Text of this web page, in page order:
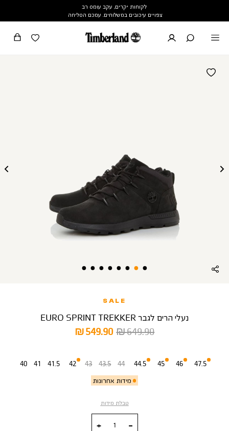
לקוחות יקרים, עקב עומס רב
צפויים עיכובים במשלוחים. עמכם הסליחה
SALE
נעלי הרים לגבר EURO SPRINT TREKKER
מחיר
549.90 ₪
מחיר
649.90 ₪
40 41 41.5 42
מידות אחרונות
43 43.5 44 44.5 45 46 47.5
טבלת מידות